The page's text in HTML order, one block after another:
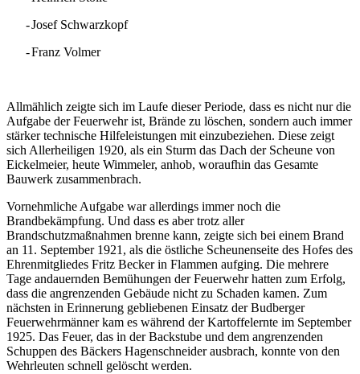
-Josef Schwarzkopf
-Franz Volmer
Allmählich zeigte sich im Laufe dieser Periode, dass es nicht nur die
Aufgabe der Feuerwehr ist, Brände zu löschen, sondern auch immer
stärker technische Hilfeleistungen mit einzubeziehen. Diese zeigt
sich Allerheiligen 1920, als ein Sturm das Dach der Scheune von
Eickelmeier, heute Wimmeler, anhob, woraufhin das Gesamte
Bauwerk zusammenbrach.
Vornehmliche Aufgabe war allerdings immer noch die
Brandbekämpfung. Und dass es aber trotz aller
Brandschutzmaßnahmen brenne kann, zeigte sich bei einem Brand
an 11. September 1921, als die östliche Scheunenseite des Hofes des
Ehrenmitgliedes Fritz Becker in Flammen aufging. Die mehrere
Tage andauernden Bemühungen der Feuerwehr hatten zum Erfolg,
dass die angrenzenden Gebäude nicht zu Schaden kamen. Zum
nächsten in Erinnerung gebliebenen Einsatz der Budberger
Feuerwehrmänner kam es während der Kartoffelernte im September
1925. Das Feuer, das in der Backstube und dem angrenzenden
Schuppen des Bäckers Hagenschneider ausbrach, konnte von den
Wehrleuten schnell gelöscht werden.